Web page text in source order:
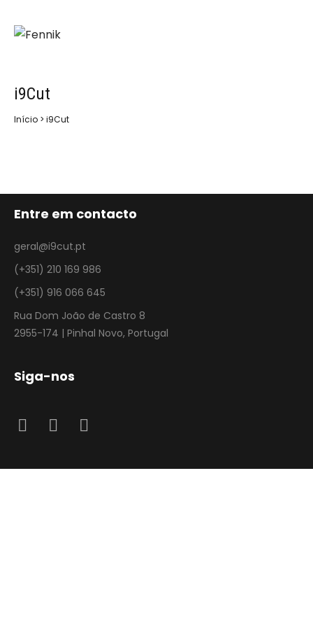
i9Cut
Início > i9Cut
Entre em contacto
geral@i9cut.pt
(+351) 210 169 986
(+351) 916 066 645
Rua Dom João de Castro 8
2955-174 | Pinhal Novo, Portugal
Siga-nos